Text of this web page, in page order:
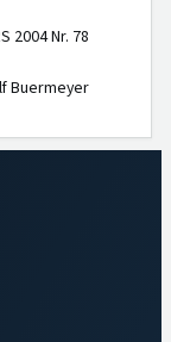
2004 Nr. 78
Buermeyer